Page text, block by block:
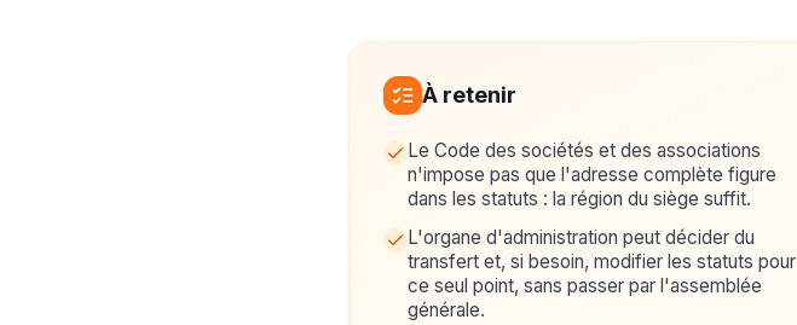
À retenir
Le Code des sociétés et des associations
n'impose pas que l'adresse complète figure
dans les statuts : la région du siège suffit.
L'organe d'administration peut décider du
transfert et, si besoin, modifier les statuts pour
ce seul point, sans passer par l'assemblée
générale.